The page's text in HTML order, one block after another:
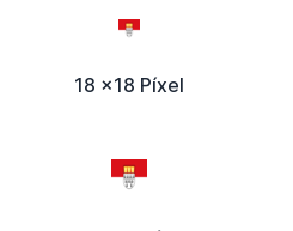
18 x18 Píxel